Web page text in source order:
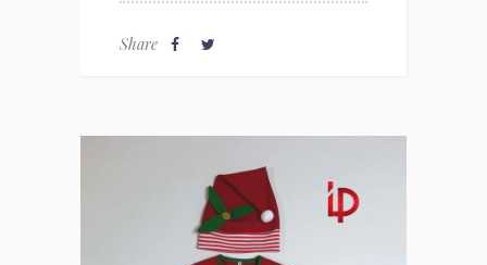
Share